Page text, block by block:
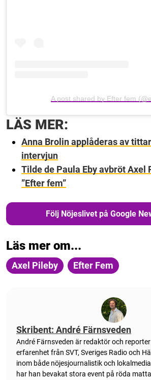
A post shared by Efter fem
LÄS MER:
Anna Brolin applåderas av
intervjun
Tilde de Paula Eby avbröt Axel
”Efter fem”
Följ Nöjeslivet på Google
Läs mer om...
Axel Pileby Efter Fem
Skribent: André Färnsveden
André Färnsveden är redaktör och
erfarenhet från SVT, Sveriges Radio och
inom både nöjesjournalistik och
har han bevakat stora event på röda